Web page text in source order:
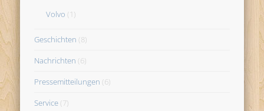
Volvo (1)
Geschichten (8)
Nachrichten (6)
Pressemitteilungen (6)
Service (7)